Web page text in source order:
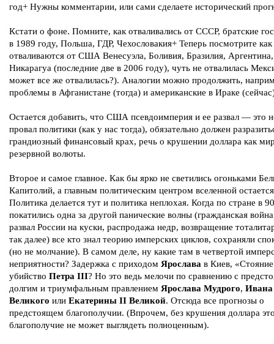
год+ Нужны комментарии, или сами сделаете исторический
Кстати о фоне. Помните, как отваливались от СССР, братские
в 1989 году, Польша, ГДР, Чехословакия+ Теперь посмотрите как
отваливаются от США Венесуэла, Боливия, Бразилия,
Никарагуа (последние две в 2006 году), чуть не отвалилась
может все же отвалилась?). Аналогии можно продолжить,
проблемы в Афганистане (тогда) и американские в Ираке
Остается добавить, что США псевдоимперия и ее развал — это
провал политики (как у нас тогда), обязательно должен
грандиозный финансовый крах, речь о крушении доллара как
резервной волюты.
Второе и самое главное. Как бы ярко не светились огоньками
Капитолий, а главным политическим центром вселенной
Политика делается тут и политика неплохая. Когда по стране в
покатились одна за другой панические волны (гражданская
развал России на куски, распродажа недр, возвращение
так далее) все кто знал теорию имперских циклов, сохраняли
(но не молчание). В самом деле, ну какие там в четвертой
неприятности? Задержка с приходом Ярослава в Киев,
убийство Петра III? Но это ведь мелочи по сравнению с
долгим и триумфальным правлением Ярослава Мудрого,
Великого или Екатерины II Великой. Отсюда все прогнозы о
предстоящем благополучии. (Впрочем, без крушения доллара
благополучие не может выглядеть полноценным).